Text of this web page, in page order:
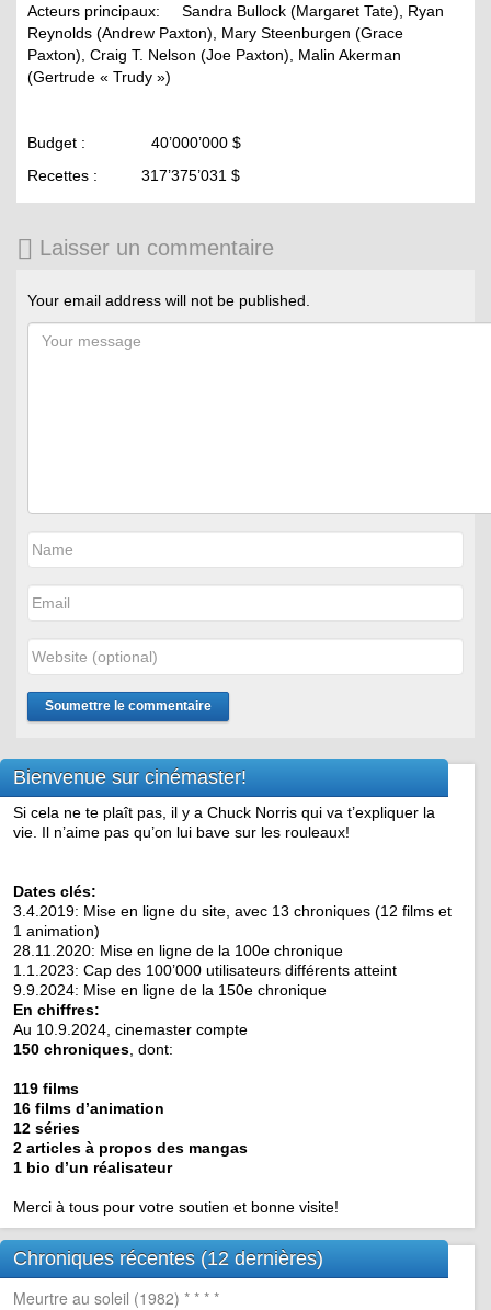
Acteurs principaux: Sandra Bullock (Margaret Tate), Ryan
Reynolds (Andrew Paxton), Mary Steenburgen (Grace
Paxton), Craig T. Nelson (Joe Paxton), Malin Akerman
(Gertrude « Trudy »)
Budget : 40’000’000 $
Recettes : 317’375’031 $
Laisser un commentaire
Your email address will not be published.
Bienvenue sur cinémaster!
Si cela ne te plaît pas, il y a Chuck Norris qui va t’expliquer la
vie. Il n’aime pas qu’on lui bave sur les rouleaux!
Dates clés:
3.4.2019: Mise en ligne du site, avec 13 chroniques (12 films et
1 animation)
28.11.2020: Mise en ligne de la 100e chronique
1.1.2023: Cap des 100’000 utilisateurs différents atteint
9.9.2024: Mise en ligne de la 150e chronique
En chiffres:
Au 10.9.2024, cinemaster compte
150 chroniques , dont:
119 films
16 films d’animation
12 séries
2 articles à propos des mangas
1 bio d’un réalisateur
Merci à tous pour votre soutien et bonne visite!
Chroniques récentes (12 dernières)
Meurtre au soleil (1982) * * * *